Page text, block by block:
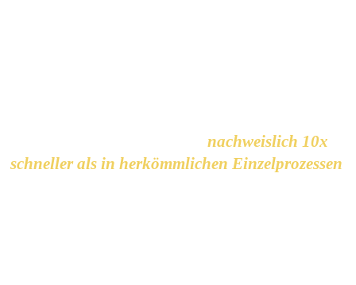
nachweislich 10x
schneller als in herkömmlichen Einzelprozessen